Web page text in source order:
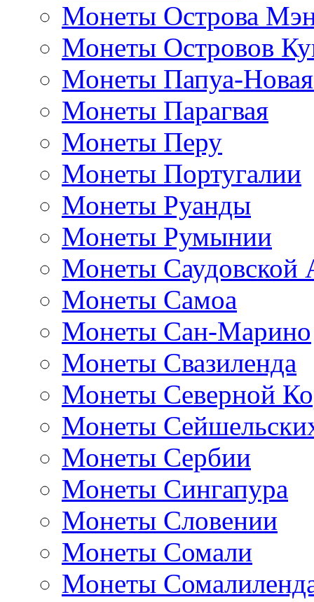
Монеты Острова
Монеты Островов
Монеты Папуа-
Монеты Парагвая
Монеты Перу
Монеты Португалии
Монеты Руанды
Монеты Румынии
Монеты Саудовской
Монеты Самоа
Монеты Сан-Марино
Монеты Свазиленда
Монеты Северной
Монеты
Монеты Сербии
Монеты Сингапура
Монеты Словении
Монеты Сомали
Монеты